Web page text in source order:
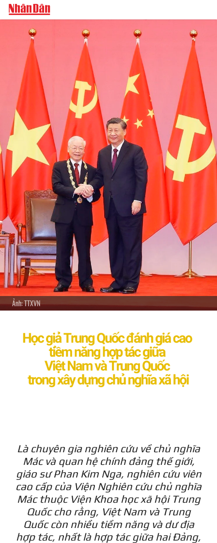
Ảnh: TTXVN
Là chuyên gia nghiên cứu về chủ nghĩa
Mác và quan hệ chính đảng thế giới,
giáo sư Phan Kim Nga, nghiên cứu viên
cao cấp của Viện Nghiên cứu chủ nghĩa
Mác thuộc Viện Khoa học xã hội Trung
Quốc cho rằng, Việt Nam và Trung
Quốc còn nhiều tiềm năng và dư địa
hợp tác, nhất là hợp tác giữa hai Đảng,